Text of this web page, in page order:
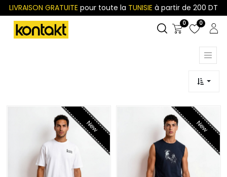
LIVRAISON GRATUITE pour toute la TUNISIE à partir de 200 DT
0 0
New New